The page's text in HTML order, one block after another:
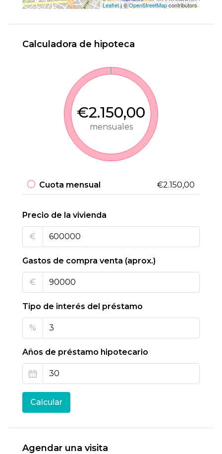
Leaflet| ©OpenStreetMapcontributors
Calculadora de hipoteca
€2.150,00
mensuales
Cuota mensual €2.150,00
Precio de la vivienda
€
Gastos de compra venta (aprox.)
€
Tipo de interés del préstamo
%
Años de préstamo hipotecario
Calcular
Agendar una visita